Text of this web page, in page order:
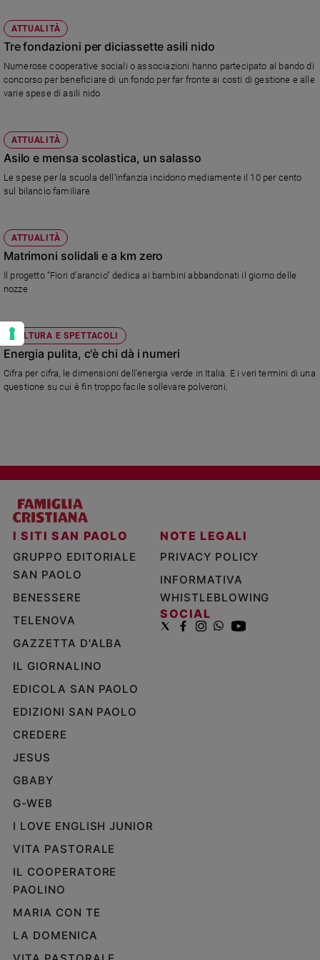
ATTUALITÀ
Tre fondazioni per diciassette asili nido
Numerose cooperative sociali o associazioni hanno partecipato al bando di
concorso per beneficiare di un fondo per far fronte ai costi di gestione e alle
varie spese di asili nido
ATTUALITÀ
Asilo e mensa scolastica, un salasso
Le spese per la scuola dell’infanzia incidono mediamente il 10 per cento
sul bilancio familiare
ATTUALITÀ
Matrimoni solidali e a km zero
Il progetto “Fiori d’arancio” dedica ai bambini abbandonati il giorno delle
nozze
CULTURA E SPETTACOLI
Energia pulita, c'è chi dà i numeri
Cifra per cifra, le dimensioni dell'energia verde in Italia. E i veri termini di una
questione su cui è fin troppo facile sollevare polveroni.
I SITI SAN PAOLO
GRUPPO EDITORIALE
SAN PAOLO
BENESSERE
TELENOVA
GAZZETTA D'ALBA
IL GIORNALINO
EDICOLA SAN PAOLO
EDIZIONI SAN PAOLO
CREDERE
JESUS
GBABY
G-WEB
I LOVE ENGLISH JUNIOR
VITA PASTORALE
IL COOPERATORE
PAOLINO
MARIA CON TE
LA DOMENICA
NOTE LEGALI
PRIVACY POLICY
INFORMATIVA
WHISTLEBLOWING
SOCIAL